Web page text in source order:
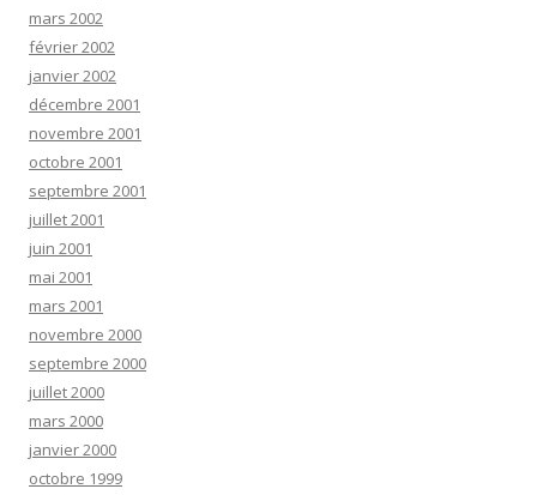
mars 2002
février 2002
janvier 2002
décembre 2001
novembre 2001
octobre 2001
septembre 2001
juillet 2001
juin 2001
mai 2001
mars 2001
novembre 2000
septembre 2000
juillet 2000
mars 2000
janvier 2000
octobre 1999